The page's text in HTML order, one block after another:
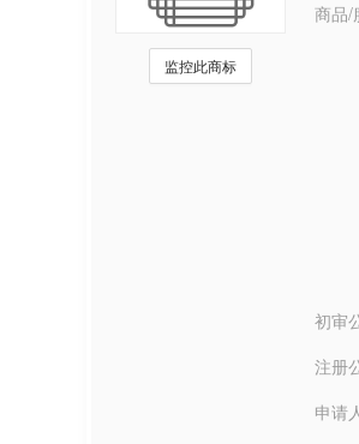
监控此商标
商品/
初审
注册
申请